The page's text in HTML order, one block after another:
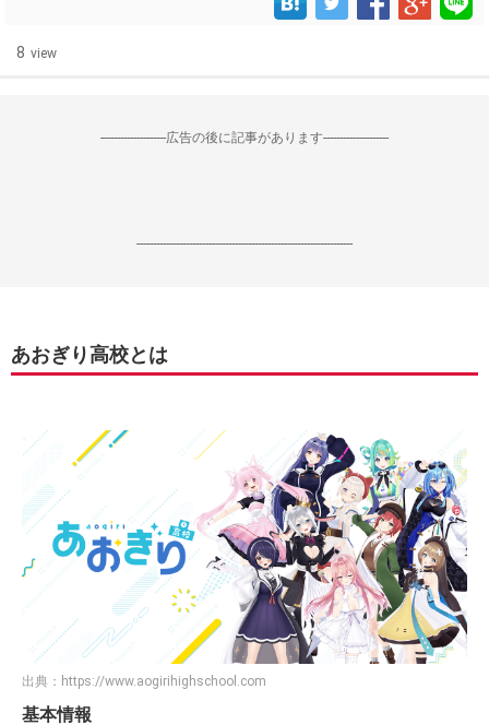
8 view
--------------------広告の後に記事があります--------------------
------------------------------------------------------------------
あおぎり高校とは
出典： https://www.aogirihighschool.com
基本情報